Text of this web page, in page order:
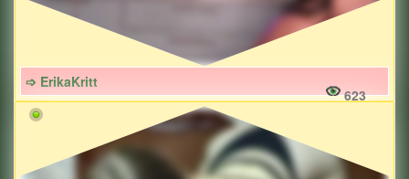
➩ ErikaKritt
623